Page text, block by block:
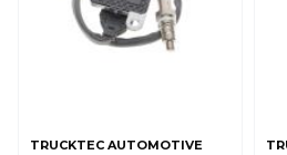
TRUCKTEC AUTOMOTIVE